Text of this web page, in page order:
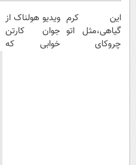
این کرم
گیاهی،مثل اتو
چروکای
ویدیو هولناک از
جوان کارتن
خوابی که